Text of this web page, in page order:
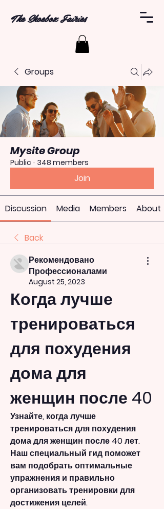
The Shoebox Fairies
Groups
Mysite Group
Public · 348 members
Join
Discussion Media Members About
Back
Рекомендовано
Профессионалами
August 25, 2023
Когда лучше
тренироваться
для похудения
дома для
женщин после 40
Узнайте, когда лучше
тренироваться для похудения
дома для женщин после 40 лет.
Наш специальный гид поможет
вам подобрать оптимальные
упражнения и правильно
организовать тренировки для
достижения целей.